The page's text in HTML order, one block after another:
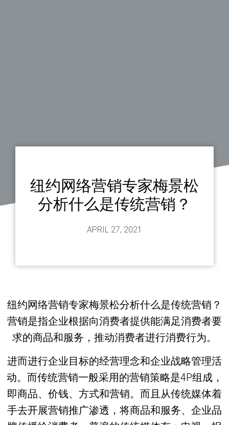
纽约网络营销专家梅景松
分析什么是传统营销？
APRIL 27, 2021
纽约网络营销专家梅景松分析什么是传统营销？
营销是指企业根据向消费者提供能满足消费者要
求的商品和服务，推动消费者进行消费行为。
进而进行企业目标的经营理念和企业战略管理活
动。而传统营销一般采用的营销策略是4P组成，
即商品、价钱、方式和营销。而且从传统媒体着
手去开展营销推广渗透，将商品和服务、企业品